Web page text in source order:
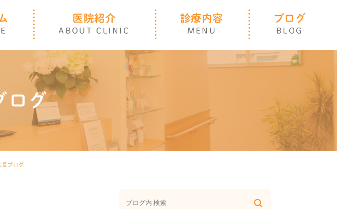
医院紹介
ABOUT CLINIC
診療内容
MENU
ブログ
BLOG
ログ
長ブログ